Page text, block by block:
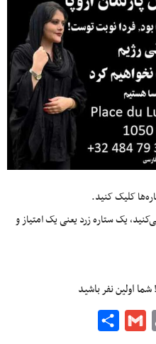
کلیک کنید.
یک ستاره زرد یعنی یک امتیاز و
اولین نفر باشید
Copy
Gmail